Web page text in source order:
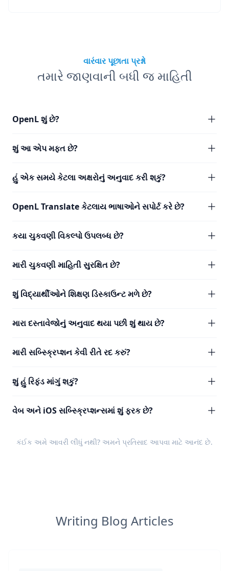
વારંવાર પૂછાતા પ્રશ્નો
તમારે જાણવાની બધી જ માહિતી
OpenL શું છે?
શું આ એપ મફત છે?
હું એક સમયે કેટલા અક્ષરોનું અનુવાદ કરી શકું?
OpenL Translate કેટલાય ભાષાઓને સપોર્ટ કરે છે?
કયા ચુકવણી વિકલ્પો ઉપલબ્ધ છે?
મારી ચુકવણી માહિતી સુરક્ષિત છે?
શું વિદ્યાર્થીઓને શિક્ષણ ડિસ્કાઉન્ટ મળે છે?
મારા દસ્તાવેજોનું અનુવાદ થયા પછી શું થાય છે?
મારી સબ્સ્ક્રિપ્શન કેવી રીતે રદ કરું?
શું હું રિફંડ માંગું શકું?
વેબ અને iOS સબ્સ્ક્રિપ્શન્સમાં શું ફરક છે?
કંઈક અમે આવરી લીધું નથી? અમને પ્રતિસાદ આપવા માટે આનંદ છે.
Writing Blog Articles